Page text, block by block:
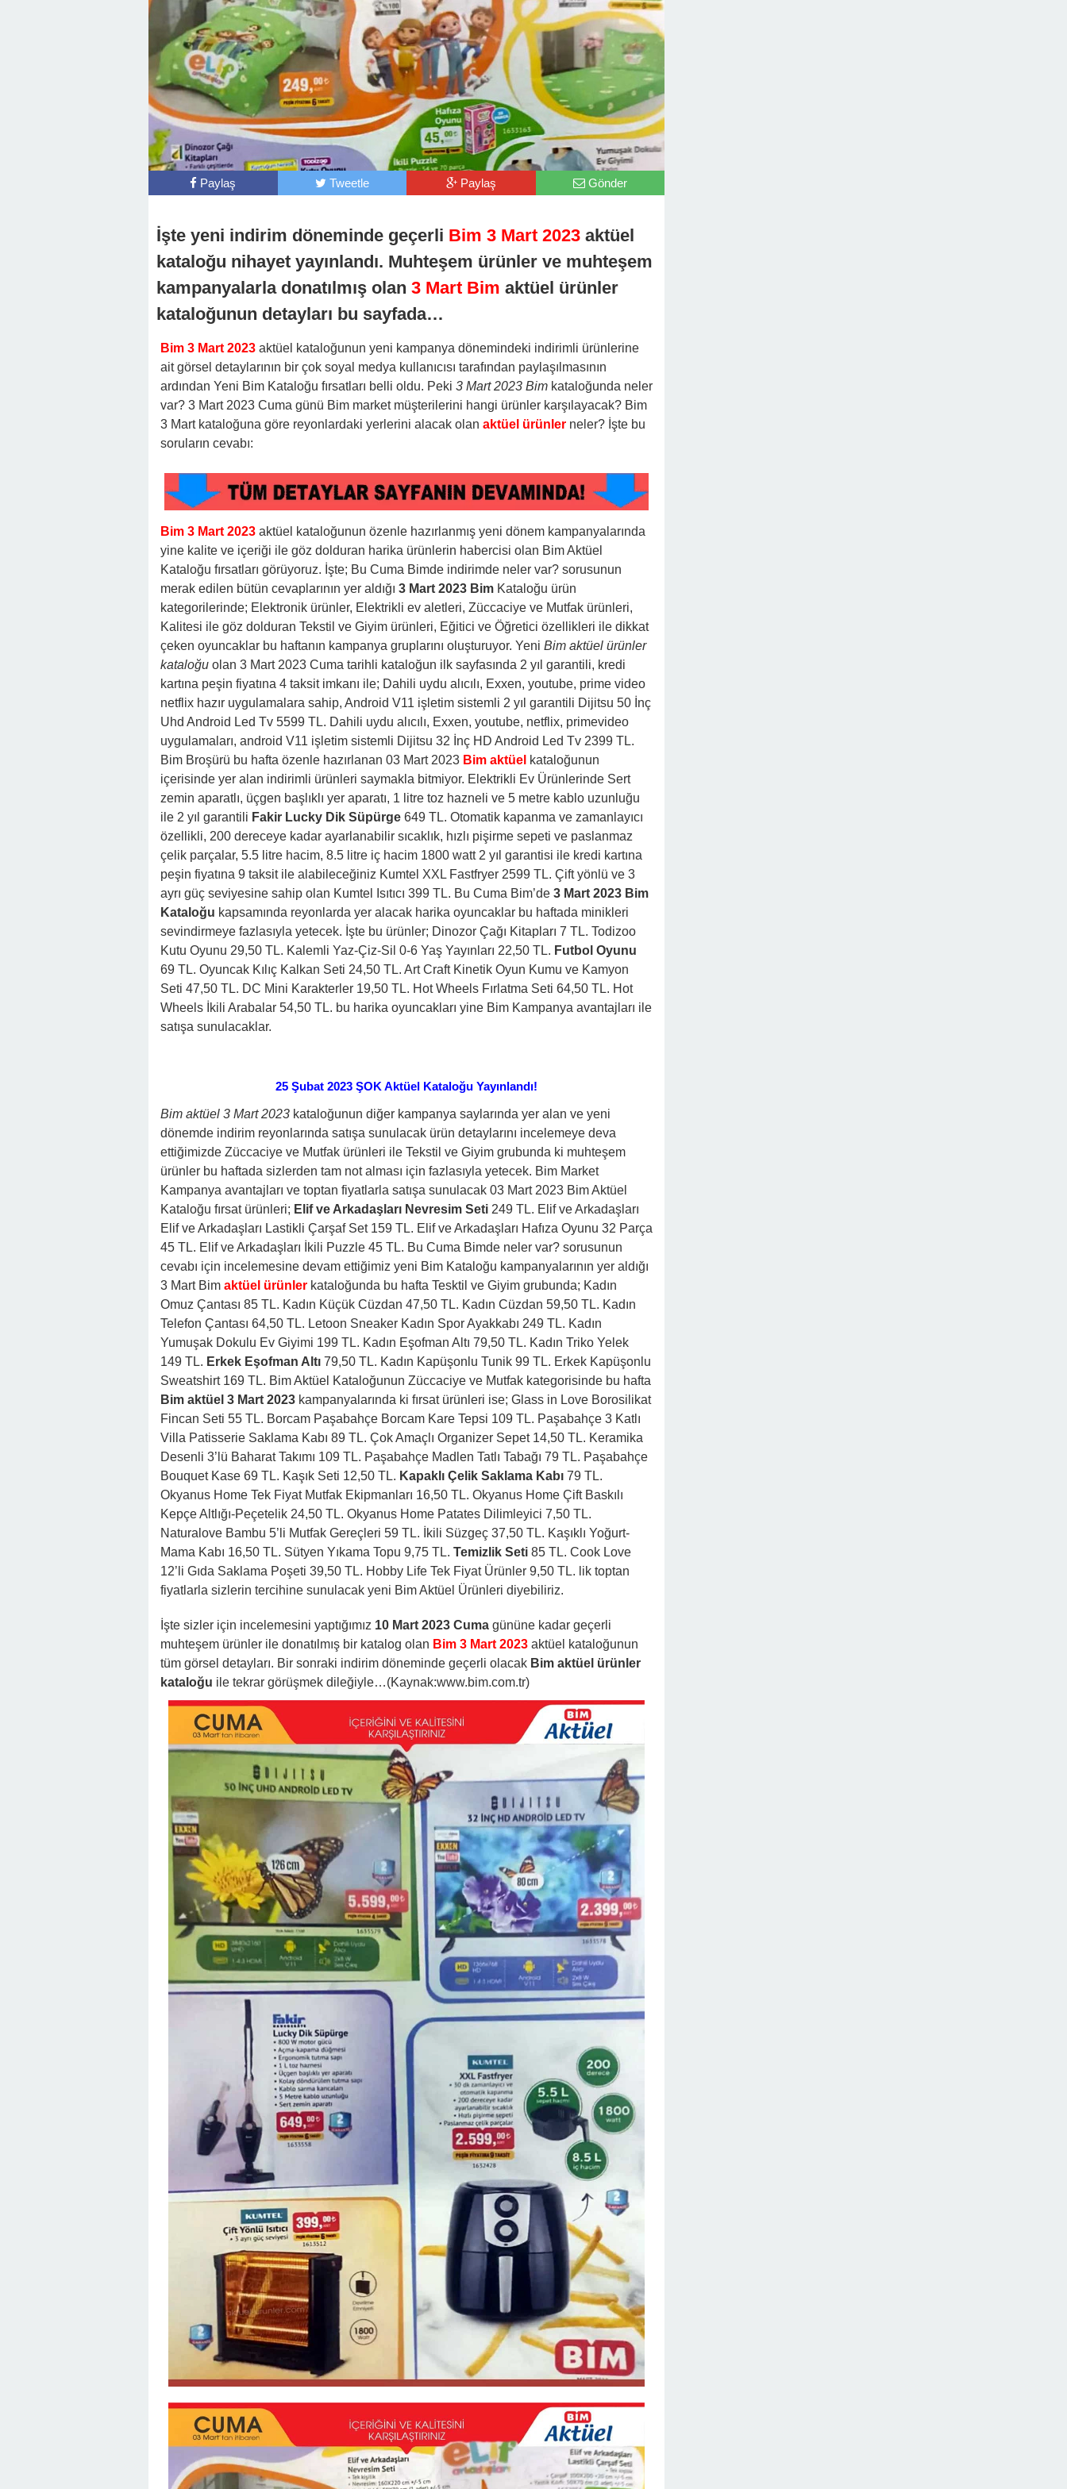
Paylaş Tweetle Paylaş Gönder
İşte yeni indirim döneminde geçerli Bim 3 Mart 2023 aktüel
kataloğu nihayet yayınlandı. Muhteşem ürünler ve muhteşem
kampanyalarla donatılmış olan 3 Mart Bim aktüel ürünler
kataloğunun detayları bu sayfada…
Bim 3 Mart 2023 aktüel kataloğunun yeni kampanya dönemindeki indirimli ürünlerine
ait görsel detaylarının bir çok soyal medya kullanıcısı tarafından paylaşılmasının
ardından Yeni Bim Kataloğu fırsatları belli oldu. Peki 3 Mart 2023 Bim kataloğunda neler
var? 3 Mart 2023 Cuma günü Bim market müşterilerini hangi ürünler karşılayacak? Bim
3 Mart kataloğuna göre reyonlardaki yerlerini alacak olan aktüel ürünler neler? İşte bu
soruların cevabı:
Bim 3 Mart 2023 aktüel kataloğunun özenle hazırlanmış yeni dönem kampanyalarında
yine kalite ve içeriği ile göz dolduran harika ürünlerin habercisi olan Bim Aktüel
Kataloğu fırsatları görüyoruz. İşte; Bu Cuma Bimde indirimde neler var? sorusunun
merak edilen bütün cevaplarının yer aldığı 3 Mart 2023 Bim Kataloğu ürün
kategorilerinde; Elektronik ürünler, Elektrikli ev aletleri, Züccaciye ve Mutfak ürünleri,
Kalitesi ile göz dolduran Tekstil ve Giyim ürünleri, Eğitici ve Öğretici özellikleri ile dikkat
çeken oyuncaklar bu haftanın kampanya gruplarını oluşturuyor. Yeni Bim aktüel ürünler
kataloğu olan 3 Mart 2023 Cuma tarihli kataloğun ilk sayfasında 2 yıl garantili, kredi
kartına peşin fiyatına 4 taksit imkanı ile; Dahili uydu alıcılı, Exxen, youtube, prime video
netflix hazır uygulamalara sahip, Android V11 işletim sistemli 2 yıl garantili Dijitsu 50 İnç
Uhd Android Led Tv 5599 TL. Dahili uydu alıcılı, Exxen, youtube, netflix, primevideo
uygulamaları, android V11 işletim sistemli Dijitsu 32 İnç HD Android Led Tv 2399 TL.
Bim Broşürü bu hafta özenle hazırlanan 03 Mart 2023 Bim aktüel kataloğunun
içerisinde yer alan indirimli ürünleri saymakla bitmiyor. Elektrikli Ev Ürünlerinde Sert
zemin aparatlı, üçgen başlıklı yer aparatı, 1 litre toz hazneli ve 5 metre kablo uzunluğu
ile 2 yıl garantili Fakir Lucky Dik Süpürge 649 TL. Otomatik kapanma ve zamanlayıcı
özellikli, 200 dereceye kadar ayarlanabilir sıcaklık, hızlı pişirme sepeti ve paslanmaz
çelik parçalar, 5.5 litre hacim, 8.5 litre iç hacim 1800 watt 2 yıl garantisi ile kredi kartına
peşin fiyatına 9 taksit ile alabileceğiniz Kumtel XXL Fastfryer 2599 TL. Çift yönlü ve 3
ayrı güç seviyesine sahip olan Kumtel Isıtıcı 399 TL. Bu Cuma Bim’de 3 Mart 2023 Bim
Kataloğu kapsamında reyonlarda yer alacak harika oyuncaklar bu haftada minikleri
sevindirmeye fazlasıyla yetecek. İşte bu ürünler; Dinozor Çağı Kitapları 7 TL. Todizoo
Kutu Oyunu 29,50 TL. Kalemli Yaz-Çiz-Sil 0-6 Yaş Yayınları 22,50 TL. Futbol Oyunu
69 TL. Oyuncak Kılıç Kalkan Seti 24,50 TL. Art Craft Kinetik Oyun Kumu ve Kamyon
Seti 47,50 TL. DC Mini Karakterler 19,50 TL. Hot Wheels Fırlatma Seti 64,50 TL. Hot
Wheels İkili Arabalar 54,50 TL. bu harika oyuncakları yine Bim Kampanya avantajları ile
satışa sunulacaklar.
25 Şubat 2023 ŞOK Aktüel Kataloğu Yayınlandı!
Bim aktüel 3 Mart 2023 kataloğunun diğer kampanya saylarında yer alan ve yeni
dönemde indirim reyonlarında satışa sunulacak ürün detaylarını incelemeye deva
ettiğimizde Züccaciye ve Mutfak ürünleri ile Tekstil ve Giyim grubunda ki muhteşem
ürünler bu haftada sizlerden tam not alması için fazlasıyla yetecek. Bim Market
Kampanya avantajları ve toptan fiyatlarla satışa sunulacak 03 Mart 2023 Bim Aktüel
Kataloğu fırsat ürünleri; Elif ve Arkadaşları Nevresim Seti 249 TL. Elif ve Arkadaşları
Elif ve Arkadaşları Lastikli Çarşaf Set 159 TL. Elif ve Arkadaşları Hafıza Oyunu 32 Parça
45 TL. Elif ve Arkadaşları İkili Puzzle 45 TL. Bu Cuma Bimde neler var? sorusunun
cevabı için incelemesine devam ettiğimiz yeni Bim Kataloğu kampanyalarının yer aldığı
3 Mart Bim aktüel ürünler kataloğunda bu hafta Tesktil ve Giyim grubunda; Kadın
Omuz Çantası 85 TL. Kadın Küçük Cüzdan 47,50 TL. Kadın Cüzdan 59,50 TL. Kadın
Telefon Çantası 64,50 TL. Letoon Sneaker Kadın Spor Ayakkabı 249 TL. Kadın
Yumuşak Dokulu Ev Giyimi 199 TL. Kadın Eşofman Altı 79,50 TL. Kadın Triko Yelek
149 TL. Erkek Eşofman Altı 79,50 TL. Kadın Kapüşonlu Tunik 99 TL. Erkek Kapüşonlu
Sweatshirt 169 TL. Bim Aktüel Kataloğunun Züccaciye ve Mutfak kategorisinde bu hafta
Bim aktüel 3 Mart 2023 kampanyalarında ki fırsat ürünleri ise; Glass in Love Borosilikat
Fincan Seti 55 TL. Borcam Paşabahçe Borcam Kare Tepsi 109 TL. Paşabahçe 3 Katlı
Villa Patisserie Saklama Kabı 89 TL. Çok Amaçlı Organizer Sepet 14,50 TL. Keramika
Desenli 3’lü Baharat Takımı 109 TL. Paşabahçe Madlen Tatlı Tabağı 79 TL. Paşabahçe
Bouquet Kase 69 TL. Kaşık Seti 12,50 TL. Kapaklı Çelik Saklama Kabı 79 TL.
Okyanus Home Tek Fiyat Mutfak Ekipmanları 16,50 TL. Okyanus Home Çift Baskılı
Kepçe Altlığı-Peçetelik 24,50 TL. Okyanus Home Patates Dilimleyici 7,50 TL.
Naturalove Bambu 5’li Mutfak Gereçleri 59 TL. İkili Süzgeç 37,50 TL. Kaşıklı Yoğurt-
Mama Kabı 16,50 TL. Sütyen Yıkama Topu 9,75 TL. Temizlik Seti 85 TL. Cook Love
12’li Gıda Saklama Poşeti 39,50 TL. Hobby Life Tek Fiyat Ürünler 9,50 TL. lik toptan
fiyatlarla sizlerin tercihine sunulacak yeni Bim Aktüel Ürünleri diyebiliriz.
İşte sizler için incelemesini yaptığımız 10 Mart 2023 Cuma gününe kadar geçerli
muhteşem ürünler ile donatılmış bir katalog olan Bim 3 Mart 2023 aktüel kataloğunun
tüm görsel detayları. Bir sonraki indirim döneminde geçerli olacak Bim aktüel ürünler
kataloğu ile tekrar görüşmek dileğiyle…(Kaynak:www.bim.com.tr)